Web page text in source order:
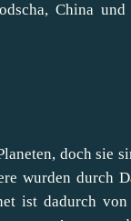
China
doch sie
wurden durch
ist dadurch